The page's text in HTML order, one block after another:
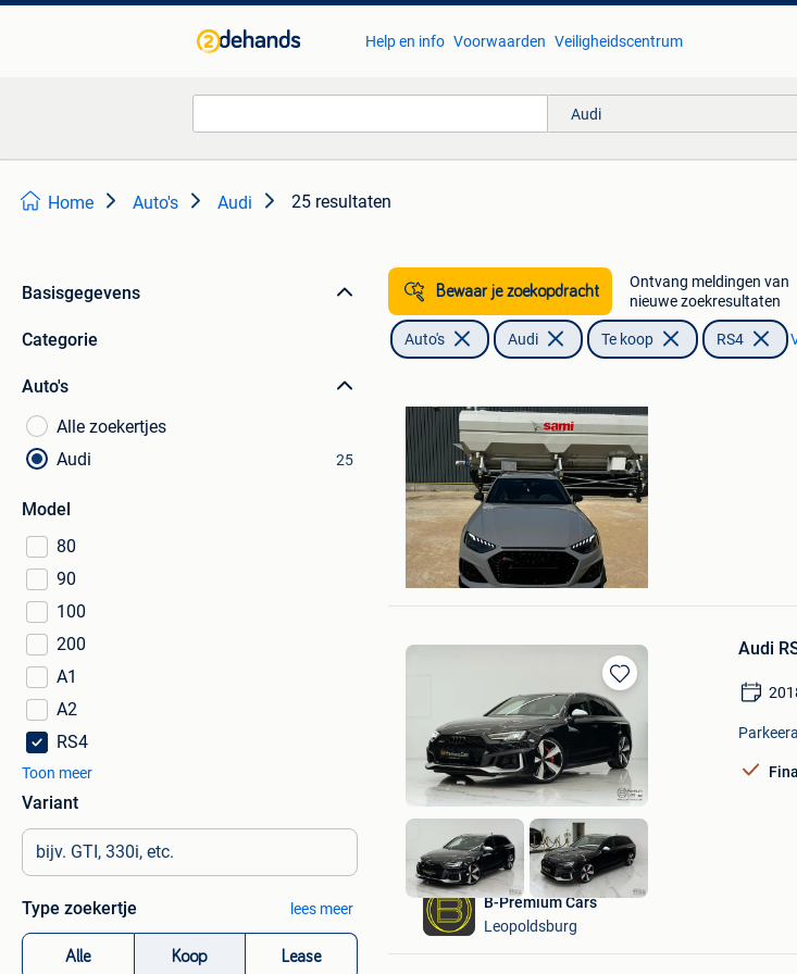
Help en info Voorwaarden Veiligheidscentrum
Audi
Home Auto's Audi 25 resultaten
Basisgegevens
Categorie
Auto's
Alle zoekertjes
Audi
25
Model
80
90
100
200
A1
A2
RS4
Toon meer
Variant
Type zoekertje lees meer
Alle Koop Lease
Bewaar je zoekopdracht
Ontvang meldingen van
nieuwe zoekresultaten
Auto's Audi Te koop RS4
Mijn
Favorieten
Dries Peeters
Rijkevorsel
Bewaren
in
Mijn
Favorieten
Audi
B-Premium Cars
Leopoldsburg